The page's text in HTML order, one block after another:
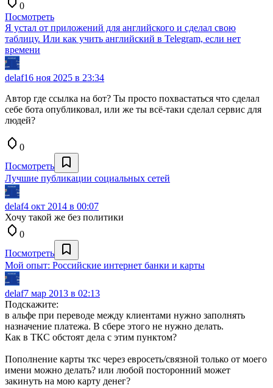
0
Посмотреть
Я устал от приложений для английского и сделал свою
таблицу. Или как учить английский в Telegram, если нет
времени
delaf16 ноя 2025 в 23:34
Автор где ссылка на бот? Ты просто похвастаться что сделал
себе бота опубликовал, или же ты всё-таки сделал сервис для
людей?
0
Посмотреть
Лучшие публикации социальных сетей
delaf4 окт 2014 в 00:07
Хочу такой же без политики
0
Посмотреть
Мой опыт: Российские интернет банки и карты
delaf7 мар 2013 в 02:13
Подскажите:
в альфе при переводе между клиентами нужно заполнять
назначение платежа. В сбере этого не нужно делать.
Как в ТКС обстоят дела с этим пунктом?
Пополнение карты ткс через евросеть/связной только от моего
имени можно делать? или любой посторонний может
закинуть на мою карту денег?